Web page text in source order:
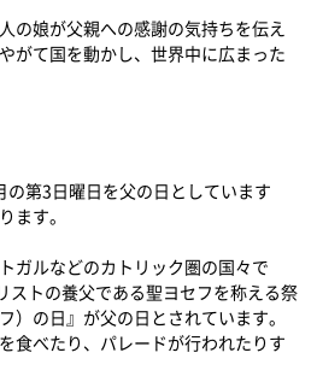
の娘が父親への感謝の気持ちを伝え
がて国を動かし、世界中に広まった
第3日曜日を父の日としています
ます。
ガルなどのカトリック圏の国々で
ストの養父である聖ヨセフを称える祭
）の日』が父の日とされています。
食べたり、パレードが行われたりす